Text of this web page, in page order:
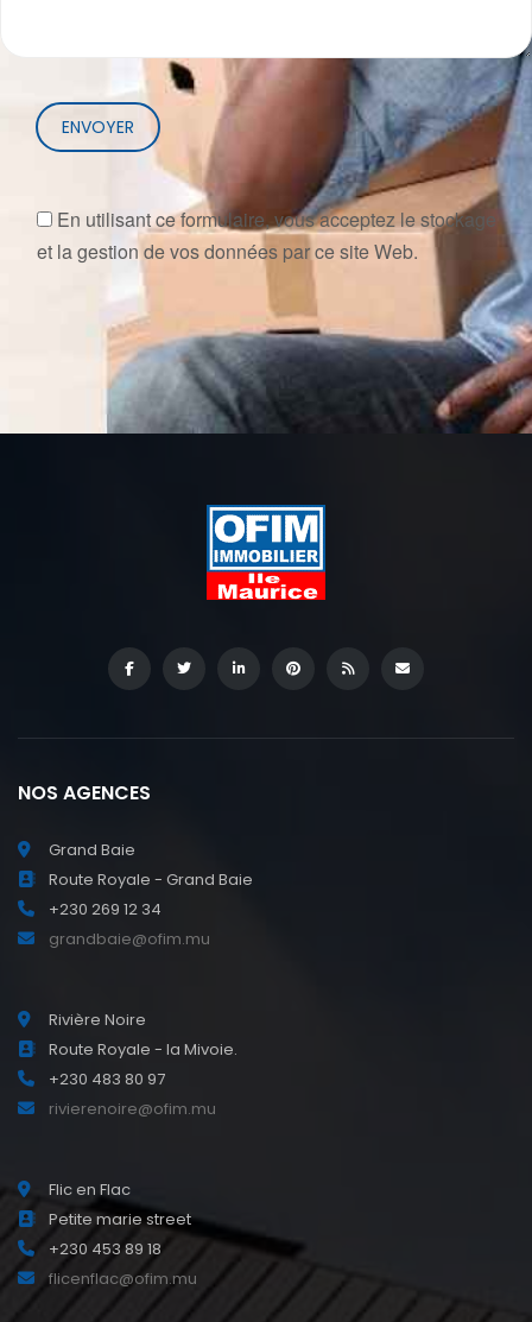
ENVOYER
En utilisant ce formulaire, vous acceptez le stockage
et la gestion de vos données par ce site Web.
NOS AGENCES
Grand Baie
Route Royale - Grand Baie
+230 269 12 34
grandbaie@ofim.mu
Rivière Noire
Route Royale - la Mivoie.
+230 483 80 97
rivierenoire@ofim.mu
Flic en Flac
Petite marie street
+230 453 89 18
flicenflac@ofim.mu